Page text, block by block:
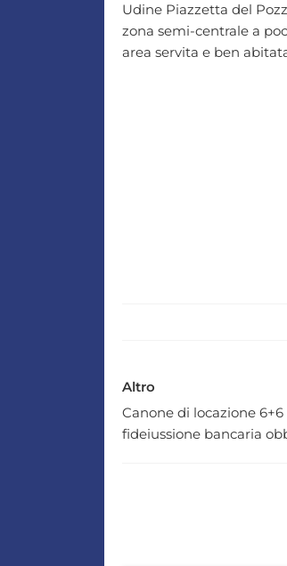
Udine Piazzetta del
zona semi-centrale a
area servita e ben
Altro
Canone di locazione 6+6
fideiussione bancaria